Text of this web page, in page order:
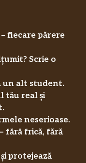
fiecare părere
Scrie o
un alt student.
tău real și
neserioase.
fără frică, fără
protejează